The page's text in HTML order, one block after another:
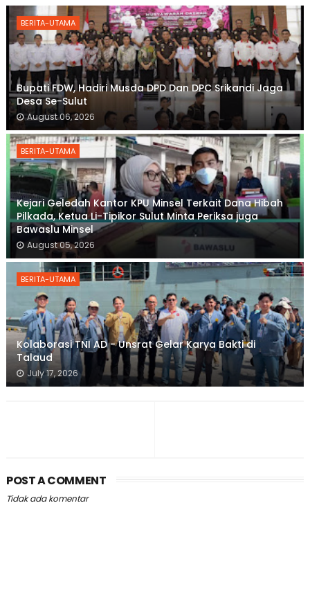
BERITA-UTAMA
Bupati FDW, Hadiri Musda DPD Dan DPC Srikandi Jaga
Desa Se-Sulut
August 06, 2026
BERITA-UTAMA
Kejari Geledah Kantor KPU Minsel Terkait Dana Hibah
Pilkada, Ketua Li-Tipikor Sulut Minta Periksa juga
Bawaslu Minsel
August 05, 2026
BERITA-UTAMA
Kolaborasi TNI AD - Unsrat Gelar Karya Bakti di
Talaud
July 17, 2026
POST A COMMENT
Tidak ada komentar